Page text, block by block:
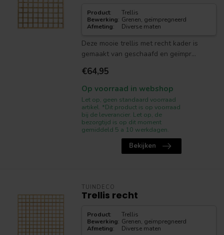
Product:
Trellis
Bewerking: Grenen, geïmpregneerd
Afmeting: Diverse maten
Deze mooie trellis met recht kader is
gemaakt van geschaafd en geïmpr...
€64,95
Op voorraad in webshop
Let op, geen standaard voorraad
artikel. *Dit product is op voorraad
bij de leverancier. Let op, de
bezorgtijd is op dit moment
gemiddeld 5 a 10 werkdagen.
Bekijken
TUINDECO
Trellis recht
Product:
Trellis
Bewerking: Grenen, geïmpregneerd
Afmeting: Diverse maten